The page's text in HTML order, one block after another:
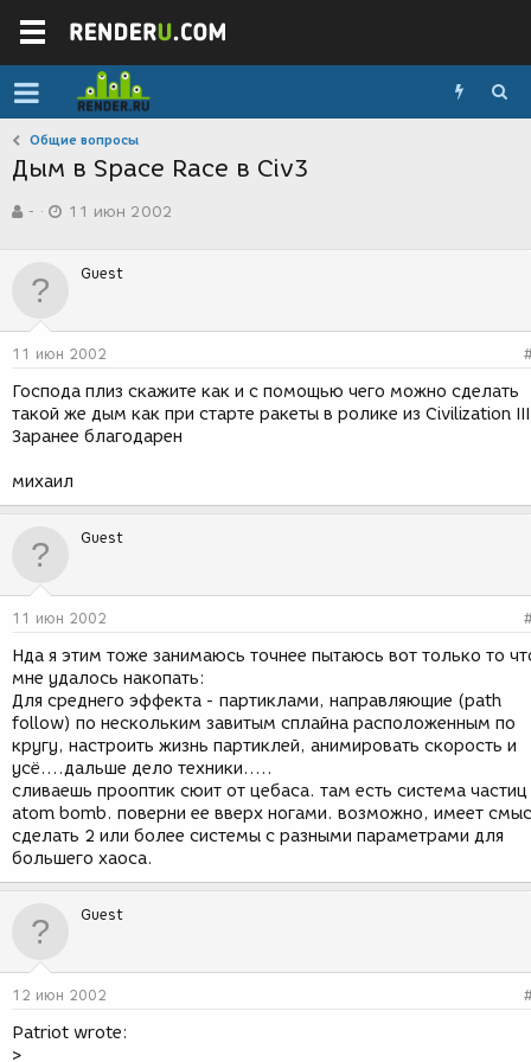
Общие вопросы
Дым в Space Race в Civ3
в
р
м
-
а
д
н
и
я
11 июн 2002
Guest
11 июн 2002
Господа плиз скажите как и с помощью чего можно сделать
такой же дым как при старте ракеты в ролике из Civilization
Заранее благодарен
михаил
Guest
11 июн 2002
Нда я этим тоже занимаюсь точнее пытаюсь вот только то
мне удалось накопать:
Для среднего эффекта - партиклами, направляющие (path
follow) по нескольким завитым сплайна расположенным по
кругу, настроить жизнь партиклей, анимировать скорость и
усё....дальше дело техники.....
сливаешь прооптик сюит от цебаса. там есть система
atom bomb. поверни ее вверх ногами. возможно, имеет
сделать 2 или более системы с разными параметрами для
большего хаоса.
Guest
12 июн 2002
Patriot wrote:
>